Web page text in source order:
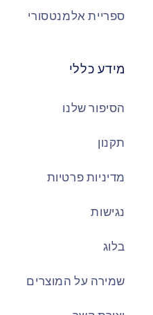
ספריית אלמנטסורי
מידע כללי
הסיפור שלנו
תקנון
מדיניות פרטיות
נגישות
בלוג
שמירה על המוצרים